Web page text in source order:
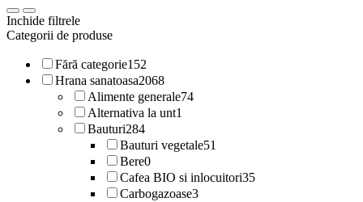
Inchide filtrele
Categorii de produse
Fără categorie152
Hrana sanatoasa2068
Alimente generale74
Alternativa la unt1
Bauturi284
Bauturi vegetale51
Bere0
Cafea BIO si inlocuitori35
Carbogazoase3